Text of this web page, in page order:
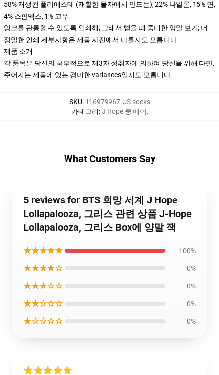
58% 재생된 폴리에스테 (재활한 물자에서 만드는), 22% 나일론, 15% 면,
4% 스판덱스, 1% 고무
잉크를 관통할 수 있도록 인쇄해, 그래서 뻗을 때 중대한 양말 보기; 더
정밀한 인쇄 세부사항은 제품 사진에서 다를지도 모릅니다
제품 소개
각 품목은 당신의 국부적으로 제3자 성취자에 의하여 당신을 위해 다만,
주어지는 제품에 있는 경미한 variances일지도 모릅니다
SKU: 116979967-US-socks
카테고리:J Hope 뚱 베어,
What Customers Say
5 reviews for BTS 희망 세계 J Hope
Lollapalooza, 그리스 관련 상품 J-Hope
Lollapalooza, 그리스 Box에 양말 잭
★★★★★ 100%
★★★★☆ 0%
★★★☆☆ 0%
★★☆☆☆ 0%
★☆☆☆☆ 0%